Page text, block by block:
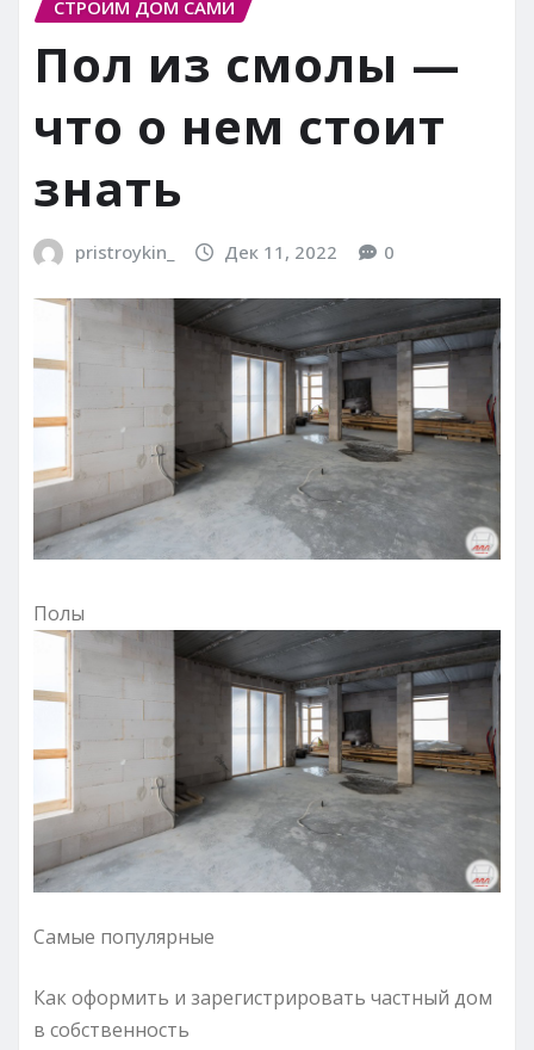
СТРОИМ ДОМ САМИ
Пол из смолы —
что о нем стоит
знать
pristroykin_ Дек 11, 2022 0
Полы
Самые популярные
Как оформить и зарегистрировать частный дом
в собственность